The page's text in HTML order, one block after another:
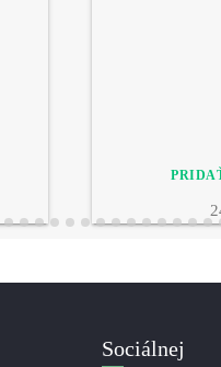
Sociálnej